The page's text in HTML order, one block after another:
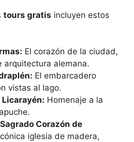
tours gratis incluyen estos
El corazón de la ciudad,
arquitectura alemana.
El embarcadero
vistas al lago.
Licarayén: Homenaje a la
Corazón de
iglesia de madera,